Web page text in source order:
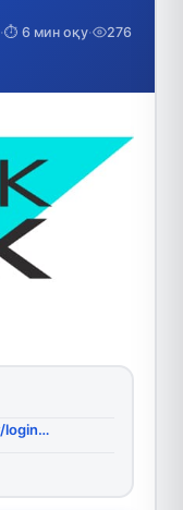
·⏱️ 6 мин оқу·
276
https://www.rbk24.kz/#/login-dashboard